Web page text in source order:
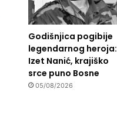
Godišnjica pogibije
legendarnog heroja:
Izet Nanić, krajiško
srce puno Bosne
05/08/2026